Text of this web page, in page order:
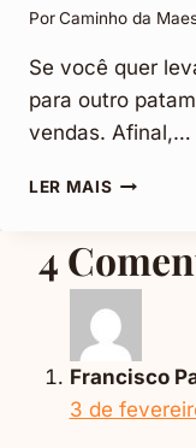
PorCaminho da
Se você quer
para outro
vendas. Afinal,…
LER MAISO
UM
FUNIL
DE
VENDAS
(EXPLODA
O
4
Francisco
3 de